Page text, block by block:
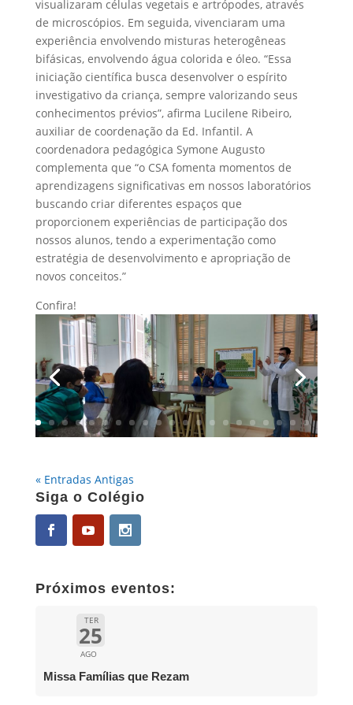
visualizaram células vegetais e artrópodes, através
de microscópios. Em seguida, vivenciaram uma
experiência envolvendo misturas heterogêneas
bifásicas, envolvendo água colorida e óleo. “Essa
iniciação científica busca desenvolver o espírito
investigativo da criança, sempre valorizando seus
conhecimentos prévios”, afirma Lucilene Ribeiro,
auxiliar de coordenação da Ed. Infantil. A
coordenadora pedagógica Symone Augusto
complementa que “o CSA fomenta momentos de
aprendizagens significativas em nossos laboratórios
buscando criar diferentes espaços que
proporcionem experiências de participação dos
nossos alunos, tendo a experimentação como
estratégia de desenvolvimento e apropriação de
novos conceitos.”
Confira!
« Entradas Antigas
Siga o Colégio
Próximos eventos:
TER
25
AGO
Missa Famílias que Rezam